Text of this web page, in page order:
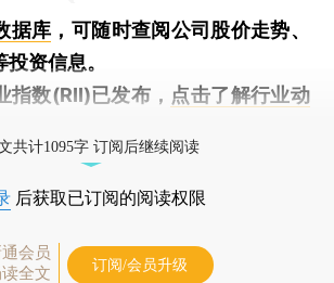
据库 ，可随时查阅公司股价走势、
资信息。
指数(RII)已发布， 点击了解行业动
共计1095字 订阅后继续阅读
后获取已订阅的阅读权限
会员
全文
订阅/会员升级